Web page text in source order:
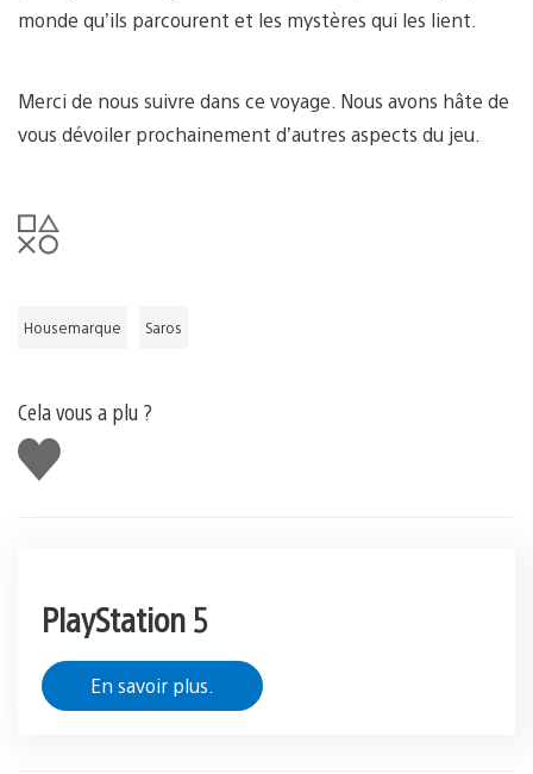
monde qu’ils parcourent et les mystères qui les lient.
Merci de nous suivre dans ce voyage. Nous avons hâte de
vous dévoiler prochainement d’autres aspects du jeu.
Housemarque Saros
Cela vous a plu ?
J'aime
PlayStation 5
En savoir plus.